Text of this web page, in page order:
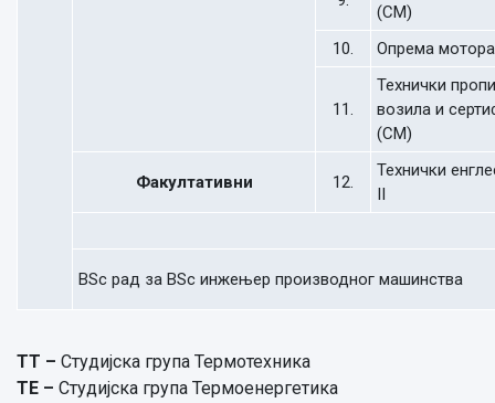
(СМ)
10.
Опрема
11.
Технички
возила и
(СМ)
Факултативни 12.
Технички
II
BSc рад за BSc инжењер производног машинства
ТТ – Студијска група Термотехника
ТЕ – Студијска група Термоенергетика